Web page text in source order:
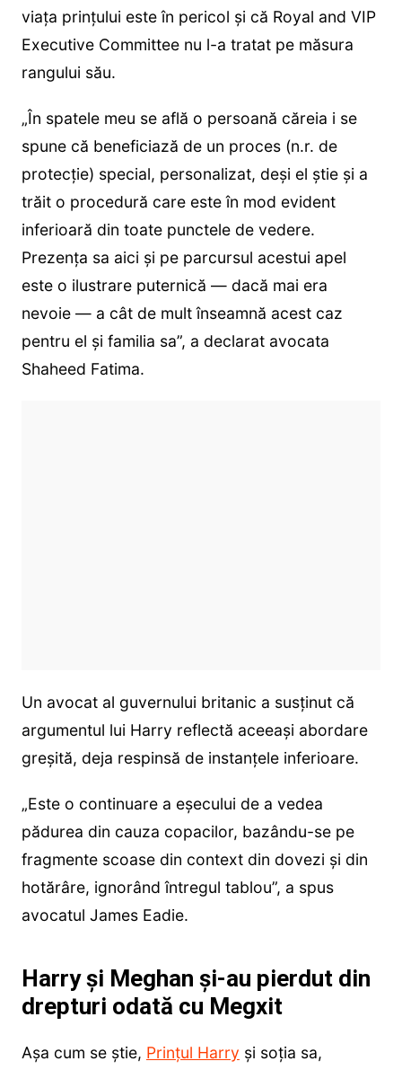
viața prințului este în pericol și că Royal and VIP
Executive Committee nu l-a tratat pe măsura
rangului său.
„În spatele meu se află o persoană căreia i se
spune că beneficiază de un proces (n.r. de
protecție) special, personalizat, deși el știe și a
trăit o procedură care este în mod evident
inferioară din toate punctele de vedere.
Prezența sa aici și pe parcursul acestui apel
este o ilustrare puternică — dacă mai era
nevoie — a cât de mult înseamnă acest caz
pentru el și familia sa”, a declarat avocata
Shaheed Fatima.
Un avocat al guvernului britanic a susținut că
argumentul lui Harry reflectă aceeași abordare
greșită, deja respinsă de instanțele inferioare.
„Este o continuare a eșecului de a vedea
pădurea din cauza copacilor, bazându-se pe
fragmente scoase din context din dovezi și din
hotărâre, ignorând întregul tablou”, a spus
avocatul James Eadie.
Harry și Meghan și-au pierdut din
drepturi odată cu Megxit
Așa cum se știe, Prințul Harry și soția sa,